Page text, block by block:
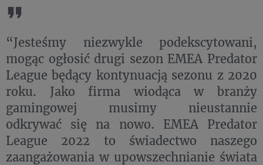
“Jesteśmy niezwykle podekscytowani,
mogąc ogłosić drugi sezon EMEA Predator
League będący kontynuacją sezonu z 2020
roku. Jako firma wiodąca w branży
gamingowej musimy nieustannie
odkrywać się na nowo. EMEA Predator
League 2022 to świadectwo naszego
zaangażowania w upowszechnianie świata